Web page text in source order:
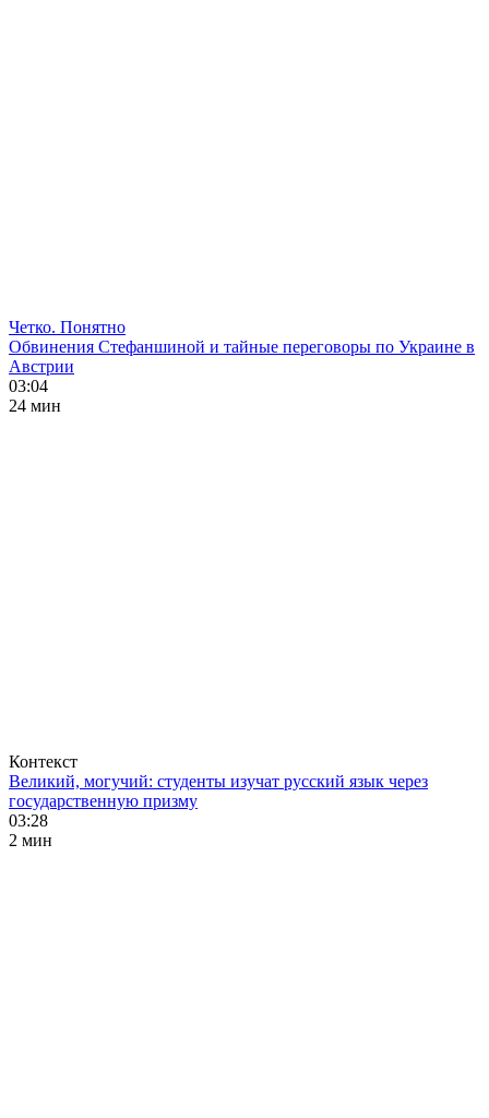
Четко. Понятно
Обвинения Стефаншиной и тайные переговоры по Украине в
Австрии
03:04
24 мин
Контекст
Великий, могучий: студенты изучат русский язык через
государственную призму
03:28
2 мин